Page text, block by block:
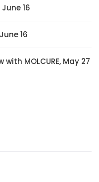
16
16
MOLCURE, May 27